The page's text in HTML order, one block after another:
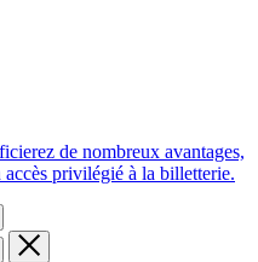
de nombreux avantages,
privilégié à la billetterie.